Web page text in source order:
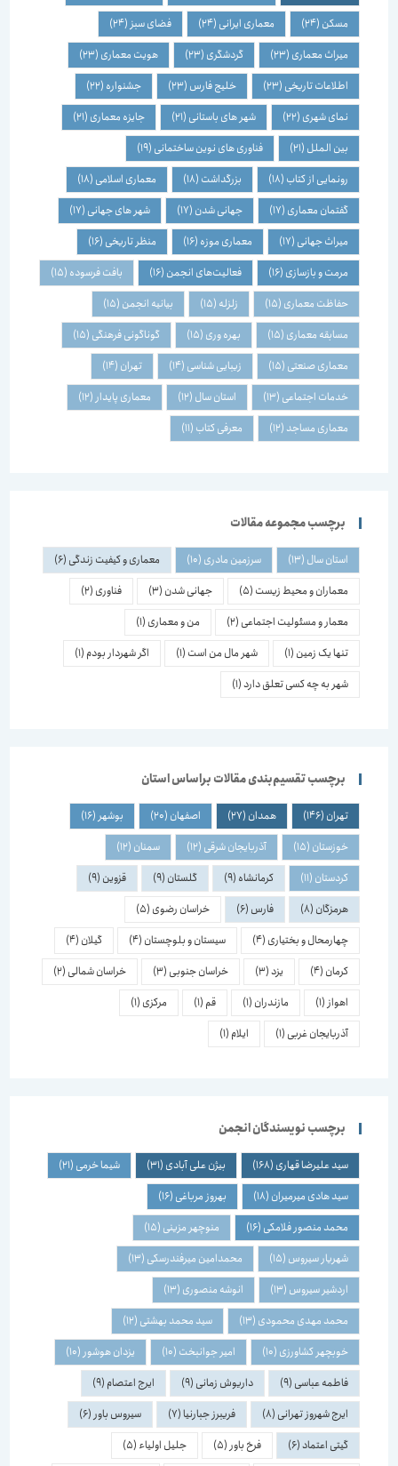
مسکن(24) معماری ایرانی(24) فضای سبز(24)
میراث معماری(23) گردشگری(23) هویت معماری(23)
اطلاعات تاریخی(23) خلیج فارس(23) جشنواره(22)
نمای شهری(22) شهر های باستانی(21) جایزه معماری(21)
بین الملل(21) فناوری های نوین ساختمانی(19)
رونمایی از کتاب(18) بزرگداشت(18) معماری اسلامی(18)
گفتمان معماری(17) جهانی شدن(17) شهر های جهانی(17)
میراث جهانی(17) معماری موزه(16) منظر تاریخی(16)
مرمت و بازسازی(16) فعالیت‌های انجمن(16) بافت فرسوده(15)
حفاظت معماری(15) زلزله(15) بیانیه انجمن(15)
مسابقه معماری(15) بهره وری(15) گوناگونی فرهنگی(15)
معماری صنعتی(15) زیبایی شناسی(14) تهران(14)
خدمات اجتماعی(13) استان سال(12) معماری پایدار(12)
معماری مساجد(12) معرفی کتاب(11)
برچسب مجموعه مقالات
استان سال(13) سرزمین مادری(10) معماری و کیفیت زندگی(6)
معماران و محیط زیست(5) جهانی شدن(3) فناوری(2)
معمار و مسئولیت اجتماعی(2) من و معماری(1)
تنها یک زمین(1) شهر مال من است(1) اگر شهردار بودم(1)
شهر به چه کسی تعلق دارد(1)
برچسب تقسیم‌بندی مقالات براساس استان
تهران(146) همدان(27) اصفهان(20) بوشهر(16)
خوزستان(15) آذربایجان شرقی(12) سمنان(12)
کردستان(11) کرمانشاه(9) گلستان(9) قزوین(9)
هرمزگان(8) فارس(6) خراسان رضوی(5)
چهارمحال و بختیاری(4) سیستان و بلوچستان(4) گیلان(4)
کرمان(4)
(3) خراسان جنوبی(3) خراسان شمالی(2)
اهواز(1) مازندران(1)
(1) مرکزی(1)
آذربایجان غربی(1) ایلام(1)
برچسب نویسندگان انجمن
سید علیرضا قهاری(168) بیژن علی آبادی(31) شیما خرمی(21)
سید هادی میرمیران(18) بهروز مرباغی(16)
محمد منصور فلامکی(16) منوچهر مزینی(15)
شهریار سیروس(15) محمدامین میرفندرسکی(13)
اردشیر سیروس(13) انوشه منصوری(13)
محمد مهدی محمودی(13) سید محمد بهشتی(12)
خوبچهر کشاورزی(10) امیر جوانبخت(10) یزدان هوشور(10)
فاطمه عباسی(9) داریوش زمانی(9) ایرج اعتصام(9)
ایرج شهروز تهرانی(8) فریبرز جبارنیا(7) سیروس باور (6)
گیتی اعتماد(6) فرخ باور (5) جلیل اولیاء(5)